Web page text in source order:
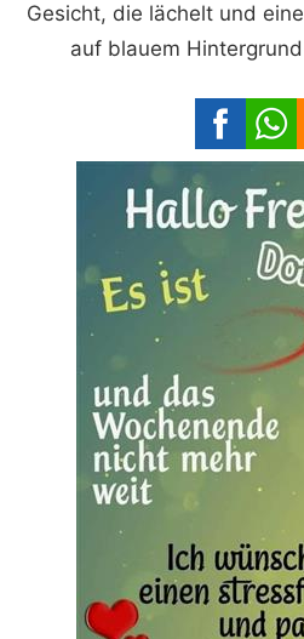
Gesicht, die lächelt und
auf blauem